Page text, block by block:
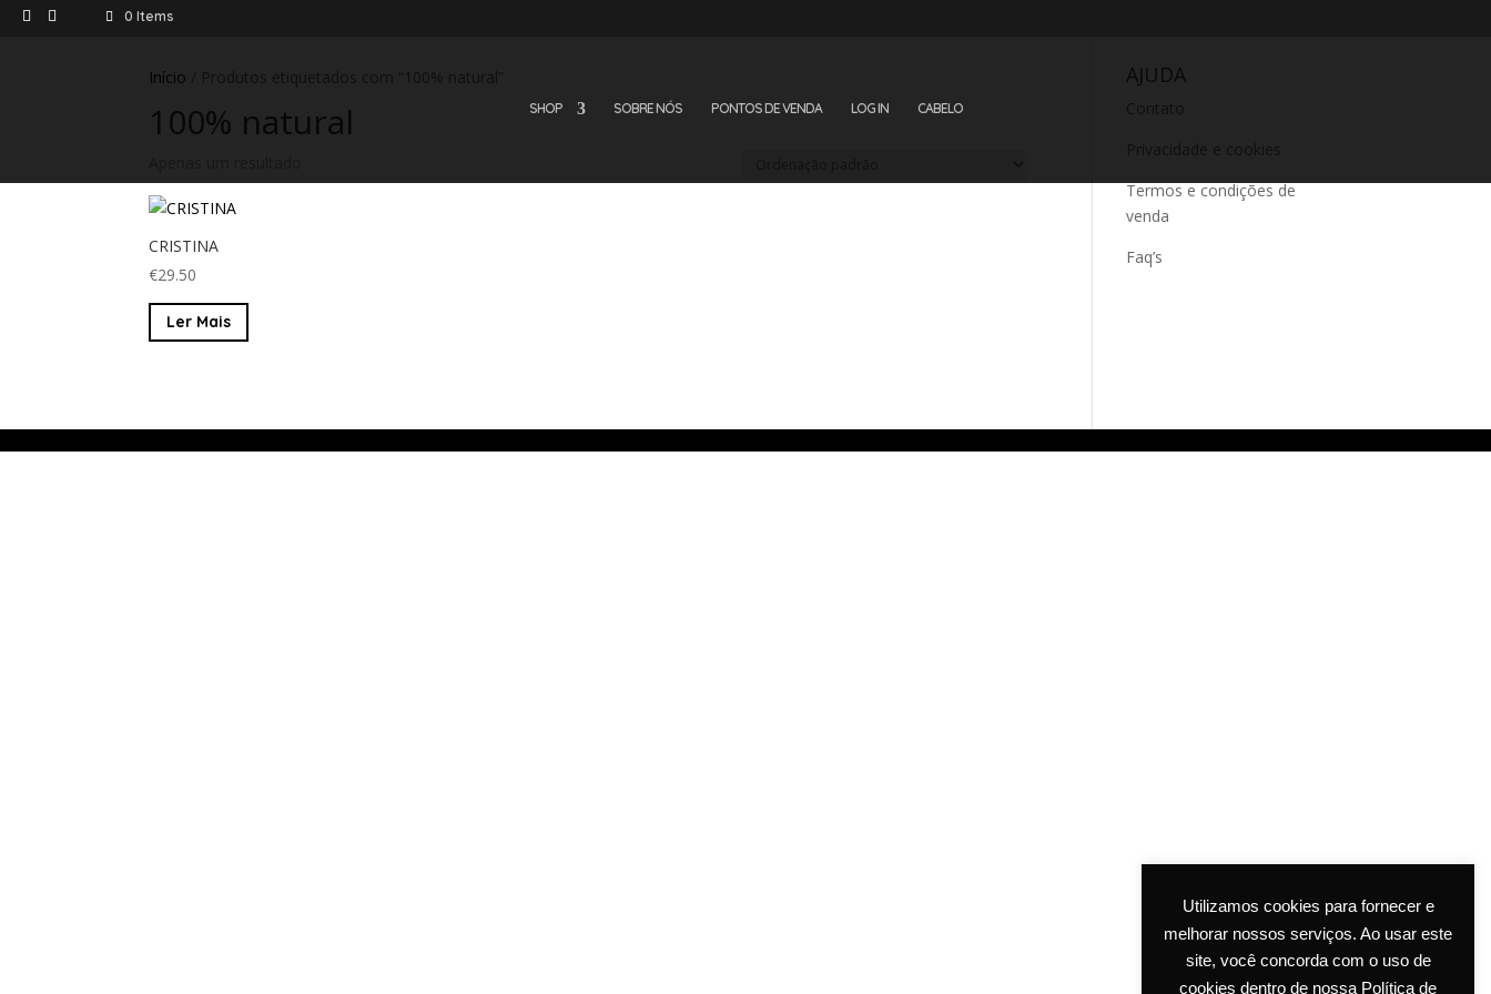
0 Items
SHOP SOBRE NÓS PONTOS DE VENDA LOG IN CABELO
Início
100% natural
CRISTINA
€29.50
Ler Mais
AJUDA
Termos e condições de
venda
Faq’s
Utilizamos cookies para fornecer e
melhorar nossos serviços. Ao usar este
site, você concorda com o uso de
cookies dentro de nossa Política de